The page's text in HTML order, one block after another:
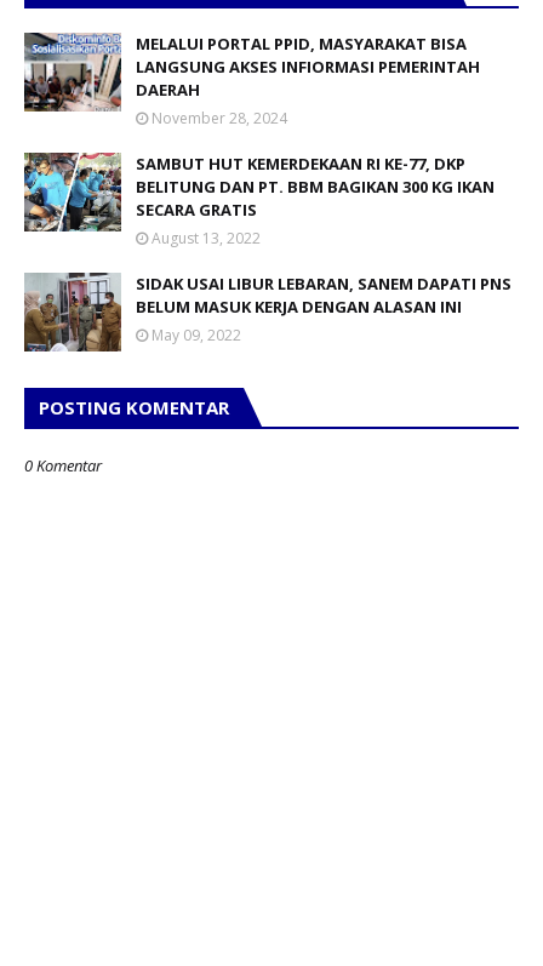
MELALUI PORTAL PPID, MASYARAKAT BISA
LANGSUNG AKSES INFIORMASI PEMERINTAH
DAERAH
November 28, 2024
SAMBUT HUT KEMERDEKAAN RI KE-77, DKP
BELITUNG DAN PT. BBM BAGIKAN 300 KG IKAN
SECARA GRATIS
August 13, 2022
SIDAK USAI LIBUR LEBARAN, SANEM DAPATI PNS
BELUM MASUK KERJA DENGAN ALASAN INI
May 09, 2022
POSTING KOMENTAR
0 Komentar